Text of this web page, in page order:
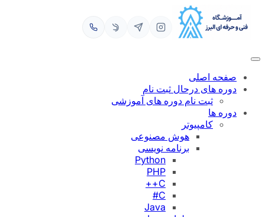
محتوا
صفحه اصلی
دوره های درحال ثبت نام
ثبت نام دوره های آموزشی
دوره ها
کامپیوتر
هوش مصنوعی
برنامه نویسی
Python
PHP
C++
C#
Java